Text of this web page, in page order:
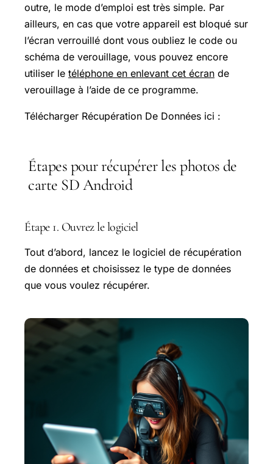
outre, le mode d’emploi est très simple. Par
ailleurs, en cas que votre appareil est bloqué sur
l’écran verrouillé dont vous oubliez le code ou
schéma de verouillage, vous pouvez encore
utiliser le téléphone en enlevant cet écran de
verouillage à l’aide de ce programme.
Télécharger Récupération De Données ici :
Étapes pour récupérer les photos de
carte SD Android
Étape 1. Ouvrez le logiciel
Tout d’abord, lancez le logiciel de récupération
de données et choisissez le type de données
que vous voulez récupérer.